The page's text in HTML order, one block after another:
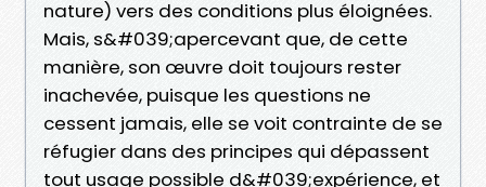
nature) vers des conditions plus éloignées.
Mais, s&#039;apercevant que, de cette
manière, son œuvre doit toujours rester
inachevée, puisque les questions ne
cessent jamais, elle se voit contrainte de se
réfugier dans des principes qui dépassent
tout usage possible d&#039;expérience, et